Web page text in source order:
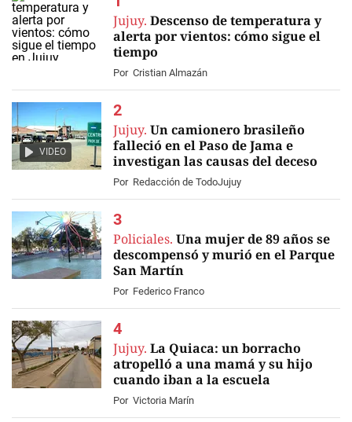
Jujuy. Descenso de temperatura y
alerta por vientos: cómo sigue el
tiempo
Por Cristian Almazán
VIDEO
Jujuy. Un camionero brasileño
falleció en el Paso de Jama e
investigan las causas del deceso
Por Redacción de TodoJujuy
Policiales. Una mujer de 89 años se
descompensó y murió en el Parque
San Martín
Por Federico Franco
Jujuy. La Quiaca: un borracho
atropelló a una mamá y su hijo
cuando iban a la escuela
Por Victoria Marín